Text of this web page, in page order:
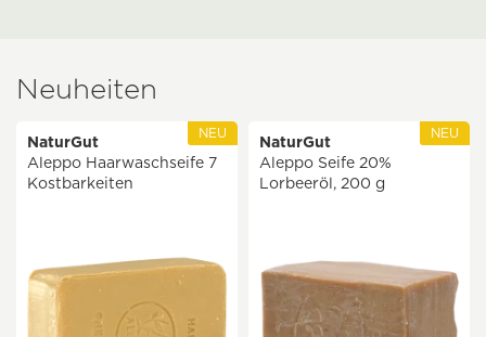
Neuheiten
NEU
NaturGut
Aleppo Haarwaschseife 7
Kostbarkeiten
NEU
NaturGut
Aleppo Seife 20%
Lorbeeröl, 200 g